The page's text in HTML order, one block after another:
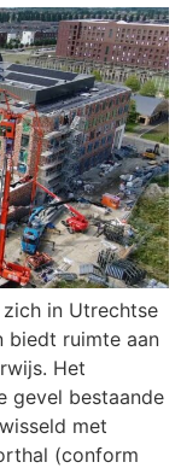
in Utrechtse
biedt ruimte aan
Het
gevel bestaande
met
(conform